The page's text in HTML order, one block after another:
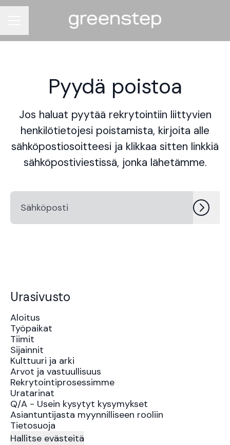
Pyydä poistoa
Jos haluat pyytää rekrytointiin liittyvien
henkilötietojesi poistamista, kirjoita alle
sähköpostiosoitteesi ja klikkaa sitten linkkiä
sähköpostiviestissä, jonka lähetämme.
Urasivusto
Aloitus
Työpaikat
Tiimit
Sijainnit
Kulttuuri ja arki
Arvot ja vastuullisuus
Rekrytointiprosessimme
Uratarinat
Q/A - Usein kysytyt kysymykset
Asiantuntijasta myynnilliseen rooliin
Tietosuoja
Hallitse evästeitä